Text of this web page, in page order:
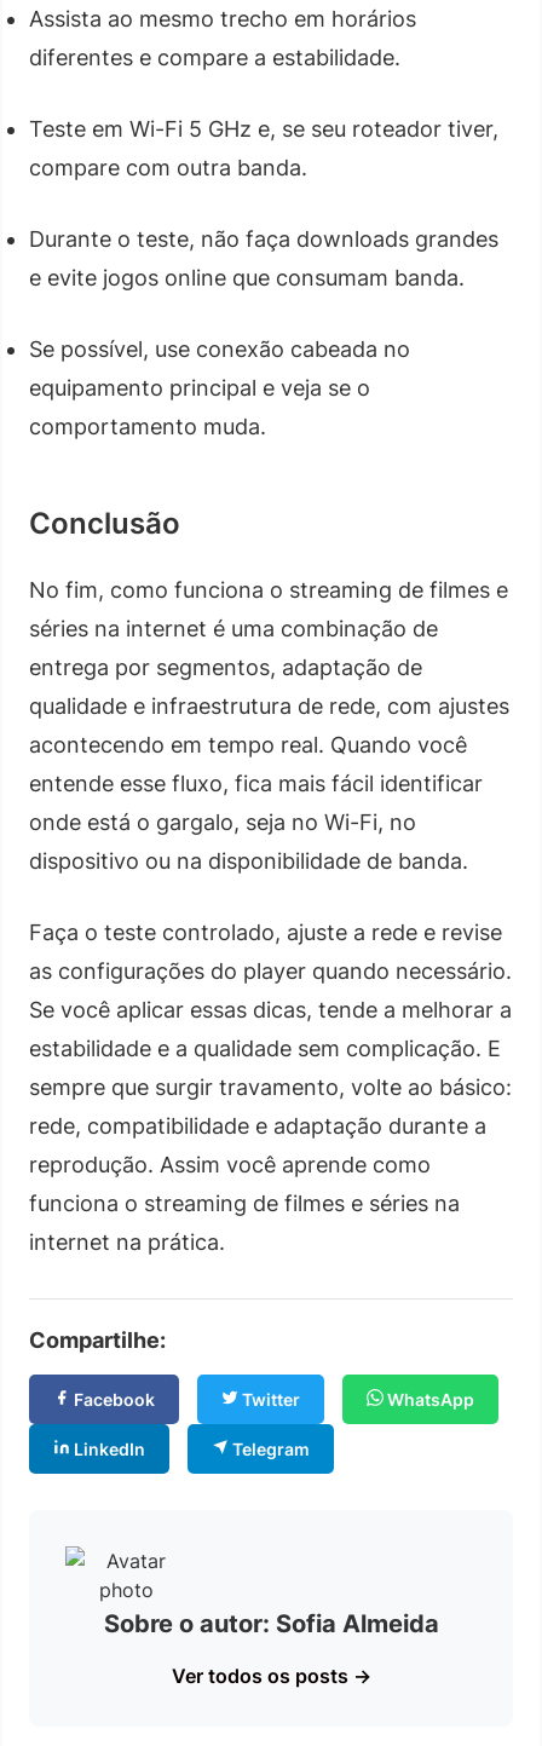
Assista ao mesmo trecho em horários
diferentes e compare a estabilidade.
Teste em Wi-Fi 5 GHz e, se seu roteador tiver,
compare com outra banda.
Durante o teste, não faça downloads grandes
e evite jogos online que consumam banda.
Se possível, use conexão cabeada no
equipamento principal e veja se o
comportamento muda.
Conclusão
No fim, como funciona o streaming de filmes e
séries na internet é uma combinação de
entrega por segmentos, adaptação de
qualidade e infraestrutura de rede, com ajustes
acontecendo em tempo real. Quando você
entende esse fluxo, fica mais fácil identificar
onde está o gargalo, seja no Wi-Fi, no
dispositivo ou na disponibilidade de banda.
Faça o teste controlado, ajuste a rede e revise
as configurações do player quando necessário.
Se você aplicar essas dicas, tende a melhorar a
estabilidade e a qualidade sem complicação. E
sempre que surgir travamento, volte ao básico:
rede, compatibilidade e adaptação durante a
reprodução. Assim você aprende como
funciona o streaming de filmes e séries na
internet na prática.
Compartilhe:
Facebook Twitter WhatsApp
LinkedIn Telegram
Sobre o autor: Sofia Almeida
Ver todos os posts →